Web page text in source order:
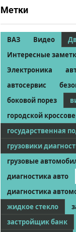
Метки
ВАЗ Видео
Интересные
Электроника
автосервис
боковой порез
городской
государственная
грузовики
грузовые
диагностика авто
диагностика
жидкое стекло
застройщик банк